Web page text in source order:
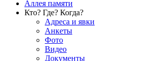
Аллея памяти
Кто? Где? Когда?
Адреса и явки
Анкеты
Фото
Видео
Документы